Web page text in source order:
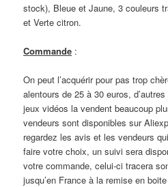
stock), Bleue et Jaune, 3 couleurs
et Verte citron.
Commande :
On peut l’acquérir pour pas trop
alentours de 25 à 30 euros,
jeux vidéos la vendent beaucoup
vendeurs sont disponibles sur
regardez les avis et les vendeurs
faire votre choix, un suivi sera
votre commande, celui-ci tracera
jusqu’en France à la remise en